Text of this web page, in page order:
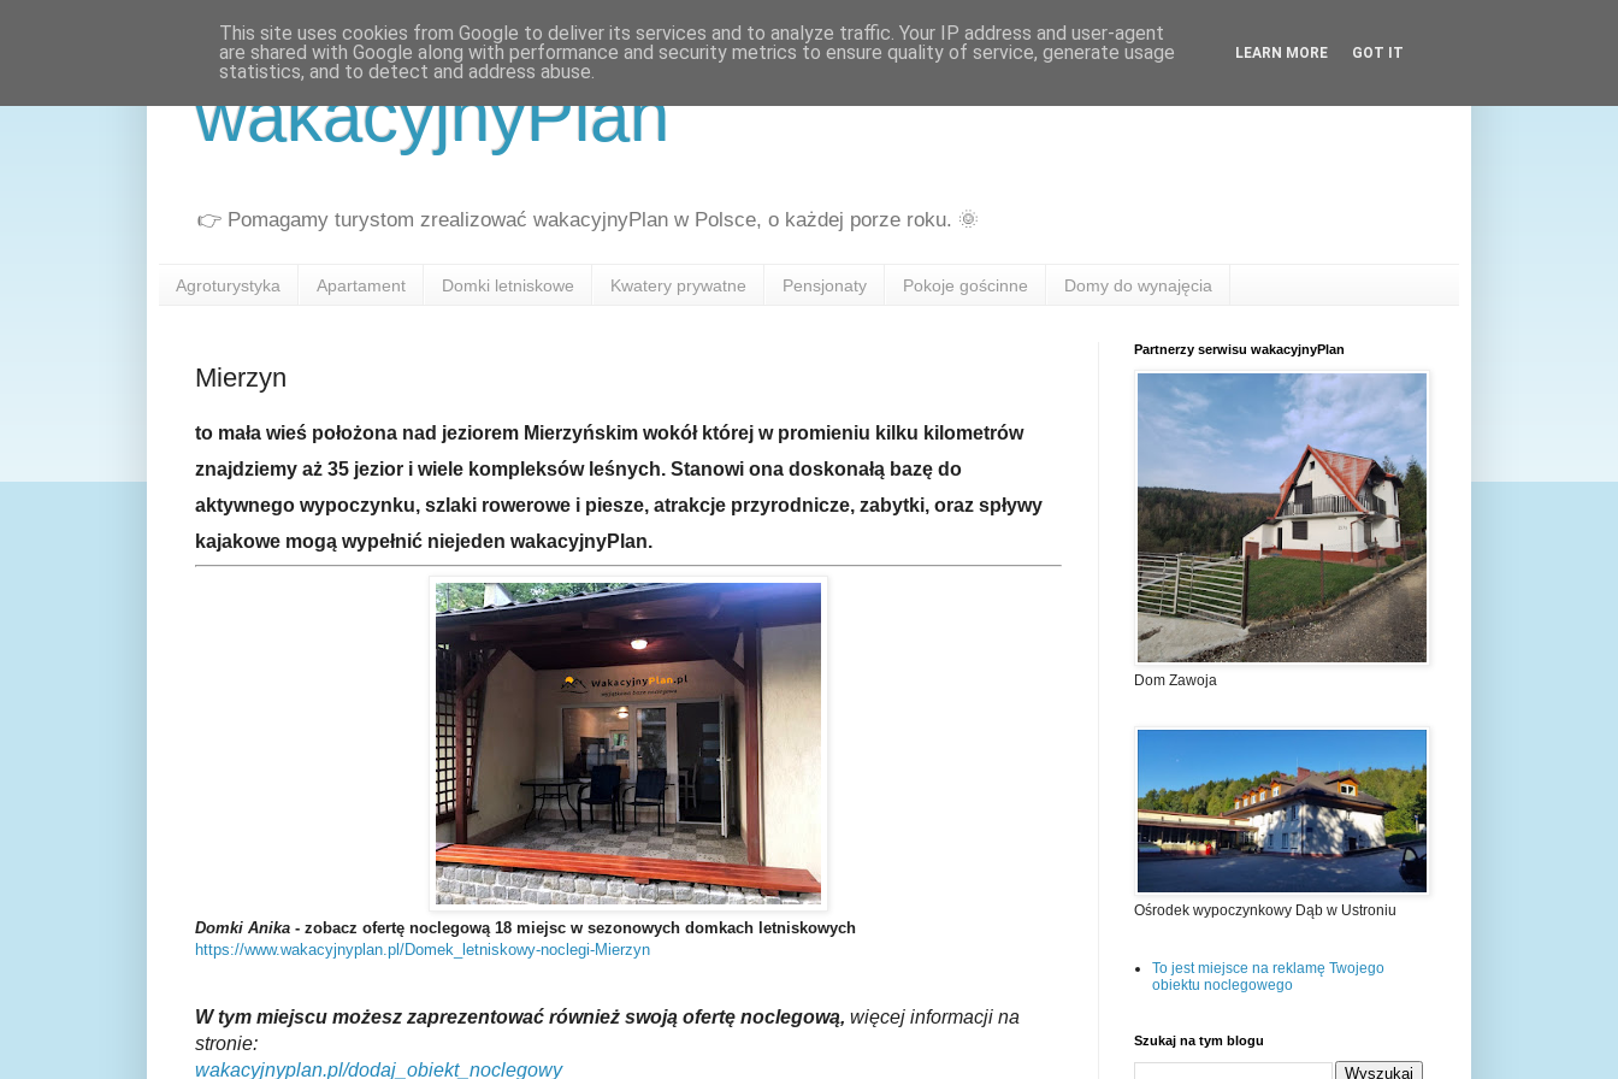
wakacyjnyPlan
👉 Pomagamy turystom zrealizować wakacyjnyPlan w Polsce, o każdej porze roku. 🌞
Agroturystyka Apartament Domki letniskowe Kwatery prywatne Pensjonaty Pokoje gościnne Domy do wynajęcia
Mierzyn
to mała wieś położona nad jeziorem Mierzyńskim wokół której w promieniu kilku kilometrów
znajdziemy aż 35 jezior i wiele kompleksów leśnych. Stanowi ona doskonałą bazę do
aktywnego wypoczynku, szlaki rowerowe i piesze, atrakcje przyrodnicze, zabytki, oraz spływy
kajakowe mogą wypełnić niejeden wakacyjnyPlan.
Domki Anika - zobacz ofertę noclegową 18 miejsc w sezonowych domkach letniskowych
https://www.wakacyjnyplan.pl/Domek_letniskowy-noclegi-Mierzyn
W tym miejscu możesz zaprezentować również swoją ofertę noclegową, więcej informacji na
stronie:
wakacyjnyplan.pl/dodaj_obiekt_noclegowy
Partnerzy serwisu wakacyjnyPlan
Dom Zawoja
Ośrodek wypoczynkowy Dąb w Ustroniu
To jest miejsce na reklamę Twojego
obiektu noclegowego
Szukaj na tym blogu
This site uses cookies from Google to deliver its services and to analyze traffic. Your IP address and user-agent
are shared with Google along with performance and security metrics to ensure quality of service, generate usage
statistics, and to detect and address abuse.
LEARN MORE GOT IT